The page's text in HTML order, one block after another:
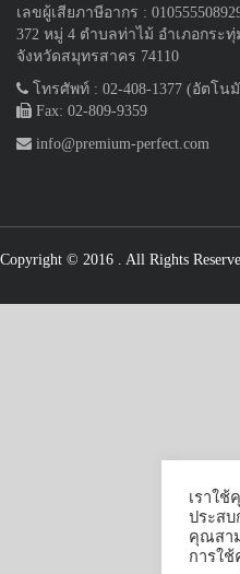
เลขผู้เสียภาษีอากร :
372 หมู่ 4 ตำบลท่าไม้ อำเภอกระ
จังหวัดสมุทรสาคร 74110
โทรศัพท์ : 02-408-1377 (อัตโน
Fax: 02-809-9359
info@premium-perfect.com
Copyright © 2016 . All Rights
เราใช้
ประสบ
คุณสา
การใ